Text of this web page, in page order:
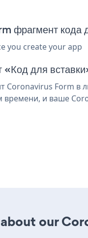
фрагмент
you create your app
для
Coronavirus Form в
и ваше
our